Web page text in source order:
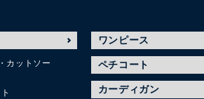
カットソー
ワンピース
ペチコート
カーディガン